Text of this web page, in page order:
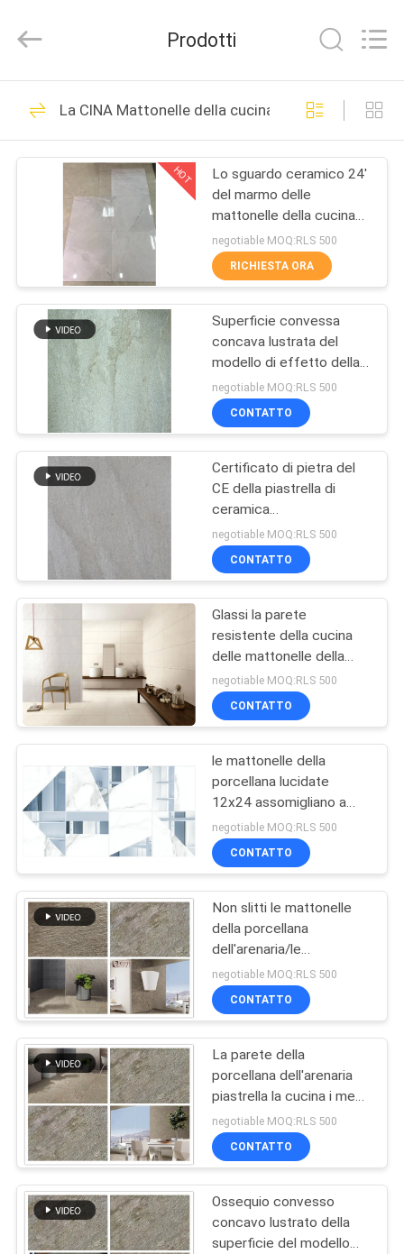
CASA.
PRODOTTI
VIDEO
NOI
VISITA
ALLA
FABBRICA
CONTROLLO
DELLA
QUALITÀ
CONTATTACI
CHIEDI UN
PREVENTIVO
MAPPA
SITO
POLITICA
SULLA
PRIVACY
CERAMICS
CO.,LTD..
Reserved.
gres porcellanato
smaltato
475
Mattonelle di pietra
della porcellana di
sguardo
39
Mattonelle moderne
della porcellana
Mattonelle di
marmo della
porcellana di
sguardo
mattonelle di legno
della porcellana di
effetto
29
Mattonelle della
porcellana di
sguardo del tappeto
Prodotti
La CINA Mattonelle della cucina della porcellana
HOT
Lo sguardo ceramico 24'
del marmo delle
mattonelle della cucina
della porcellana di Digital
X 24' ha lustrato il
supporto della parete
negotiable MOQ:RLS 500
RICHIESTA ORA
Superficie convessa
concava lustrata del
modello di effetto della
porcellana delle piastrelle
per pavimento di pietra
della cucina
negotiable MOQ:RLS 500
CONTATTO
Certificato di pietra del
CE della piastrella di
ceramica
mattonelle/24x24 della
cucina della porcellana
della natura
negotiable MOQ:RLS 500
CONTATTO
Glassi la parete
resistente della cucina
delle mattonelle della
cucina della
porcellana/delle
mattonelle porcellana del
negotiable MOQ:RLS 500
CONTATTO
le mattonelle della
porcellana lucidate
12x24 assomigliano a
marmo per l'edificio per
uffici della metropolitana
dell'ospedale
negotiable MOQ:RLS 500
CONTATTO
Non slitti le mattonelle
della porcellana
dell'arenaria/le
mattonelle rustiche della
porcellana del pavimento
60x60 rivestimento
negotiable MOQ:RLS 500
CONTATTO
La parete della
porcellana dell'arenaria
piastrella la cucina i meno
di 0,05% tassi di
assorbimento
negotiable MOQ:RLS 500
CONTATTO
Ossequio convesso
concavo lustrato della
superficie del modello